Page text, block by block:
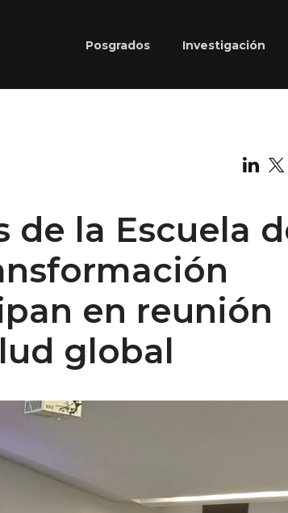
Posgrados Investigación
de la Escuela
en reunión
global